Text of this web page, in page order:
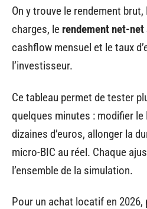
On y trouve le rendement
charges, le rendement net-
cashflow mensuel et le taux
l’investisseur.
Ce tableau permet de tester
quelques minutes : modifier le
dizaines d’euros, allonger la
micro-BIC au réel. Chaque
l’ensemble de la simulation.
Pour un achat locatif en 2026,